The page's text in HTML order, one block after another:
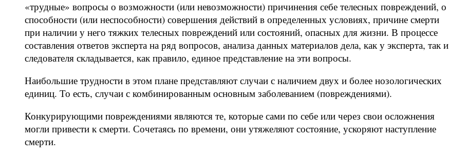
«трудные» вопросы о возможности (или невозможности) причинения себе телесных повреждений, о
способности (или неспособности) совершения действий в определенных условиях, причине смерти
при наличии у него тяжких телесных повреждений или состояний, опасных для жизни. В процессе
составления ответов эксперта на ряд вопросов, анализа данных материалов дела, как у эксперта, так и
следователя складывается, как правило, единое представление на эти вопросы.
Наибольшие трудности в этом плане представляют случаи с наличием двух и более нозологических
единиц. То есть, случаи с комбинированным основным заболеванием (повреждениями).
Конкурирующими повреждениями являются те, которые сами по себе или через свои осложнения
могли привести к смерти. Сочетаясь по времени, они утяжеляют состояние, ускоряют наступление
смерти.